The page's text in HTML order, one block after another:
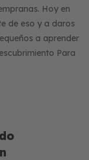
Hoy en
de eso y a daros
a aprender
Para